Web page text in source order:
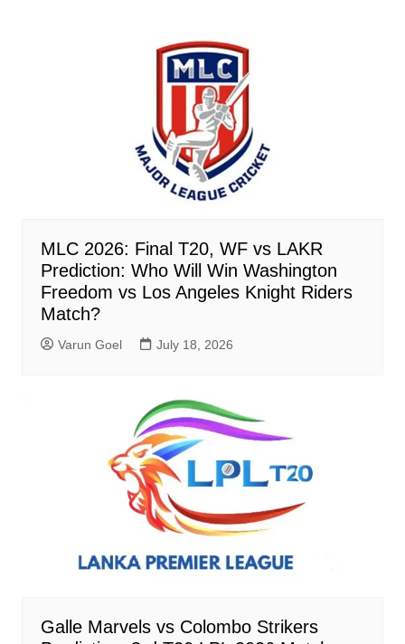
MLC 2026: Final T20, WF vs LAKR
Prediction: Who Will Win Washington
Freedom vs Los Angeles Knight Riders
Match?
Varun Goel July 18, 2026
Galle Marvels vs Colombo Strikers